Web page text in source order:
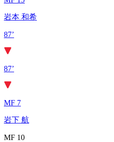
岩本 和希
87’
87’
MF 7
岩下 航
MF 10